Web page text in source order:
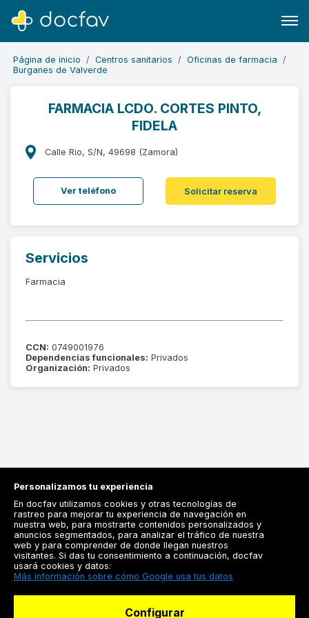
Buscar
Software para clínicas
Soporte
¿Eres un doctor?
Página de inicio Centros sanitarios
Oficinas de farmacia
Burganes de Valverde
FARMACIA LCDO. CORTES PINTO,
FIDELA
Calle Rio, S/N, 49698 (Zamora)
Ver teléfono Solicitar reserva
Servicios
Farmacia
CCN: 0749001976
Dependencias funcionales: Privados
Organización: Privados
Registrarse
Docfav
Personalizamos tu experiencia
En docfav utilizamos cookies y otras tecnologías de
rastreo para mejorar tu experiencia de navegación en
nuestra web, para mostrarte contenidos personalizados y
anuncios segmentados, para analizar el tráfico de nuestra
web y para comprender de donde llegan nuestros
visitantes. Si das tu consentimiento a continuación, docfav
usará cookies y datos:
Más información sobre cómo Google usa tus datos
Configurar